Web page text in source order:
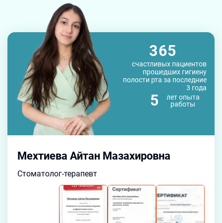
365
счастливых пациентов
прошедших гигиену
полости рта за последние
3 года
5 летопыта
работы
Мехтиева Айтан Мазахировна
Стоматолог-терапевт